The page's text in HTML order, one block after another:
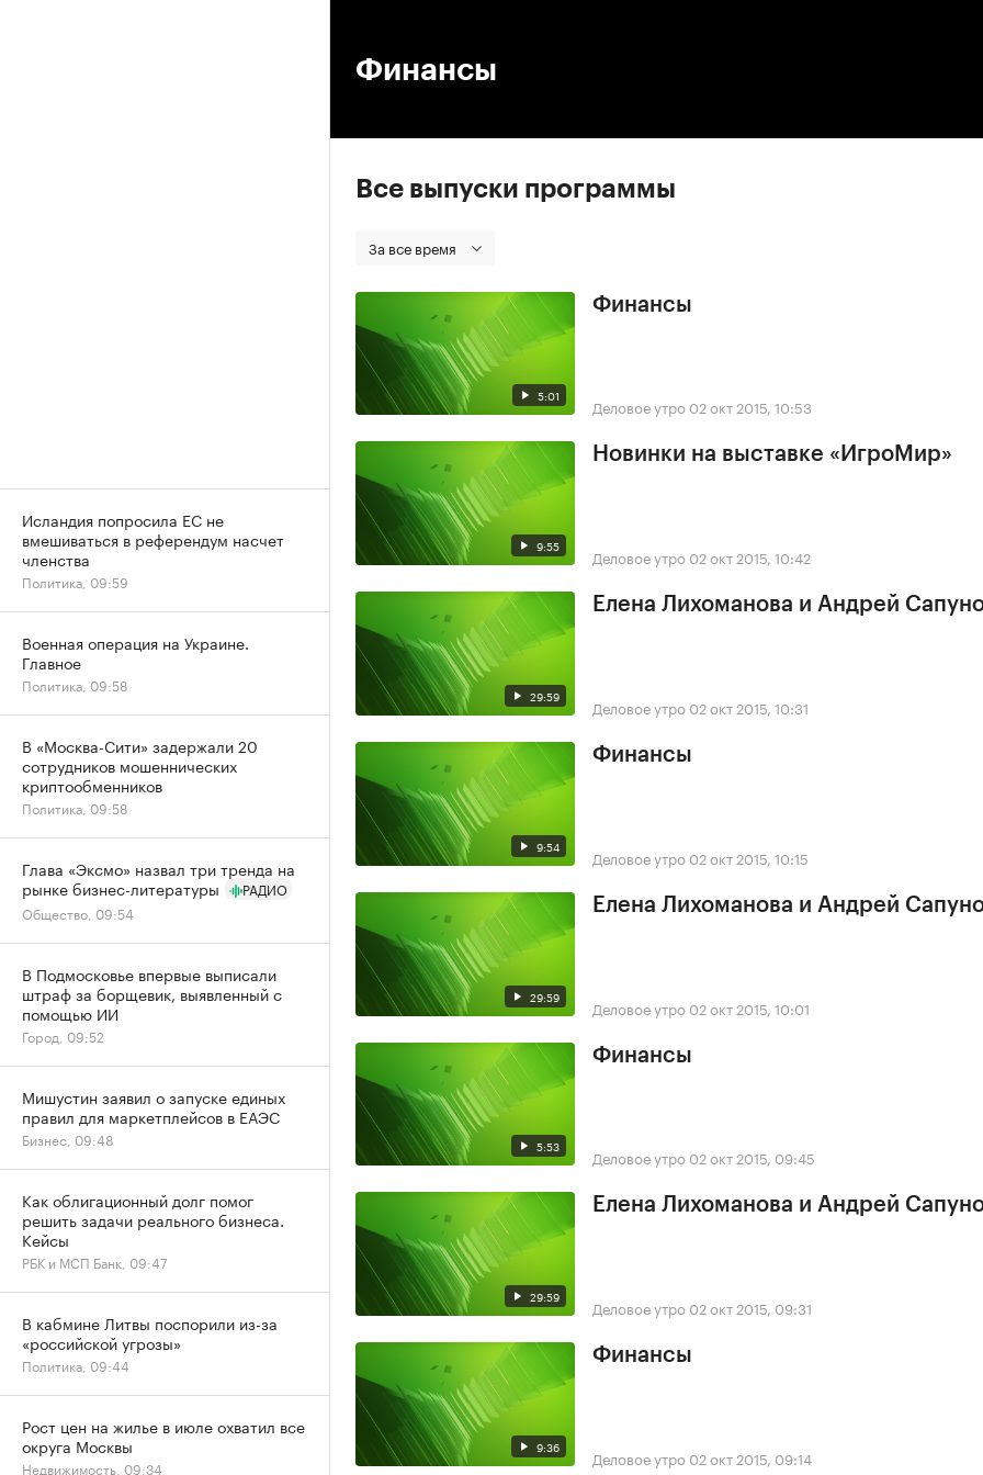
Финансы
Все выпуски программы
За все время
5:01
Финансы
Деловое утро 02 окт 2015, 10:53
9:55
Новинки на выставке «ИгроМир»
Деловое утро 02 окт 2015, 10:42
29:59
Елена Лихоманова и Андрей
Деловое утро 02 окт 2015, 10:31
9:54
Финансы
Деловое утро 02 окт 2015, 10:15
29:59
Елена Лихоманова и Андрей
Деловое утро 02 окт 2015, 10:01
5:53
Финансы
Деловое утро 02 окт 2015, 09:45
29:59
Елена Лихоманова и Андрей
Деловое утро 02 окт 2015, 09:31
9:36
Финансы
Деловое утро 02 окт 2015, 09:14
Исландия попросила ЕС не
вмешиваться в референдум насчет
членства
Политика, 09:59
Военная операция на Украине.
Главное
Политика, 09:58
В «Москва-Сити» задержали 20
сотрудников мошеннических
криптообменников
Политика, 09:58
Глава «Эксмо» назвал три тренда на
рынке бизнес-литературы
РАДИО
Общество, 09:54
В Подмосковье впервые выписали
штраф за борщевик, выявленный с
помощью ИИ
Город, 09:52
Мишустин заявил о запуске единых
правил для маркетплейсов в ЕАЭС
Бизнес, 09:48
Как облигационный долг помог
решить задачи реального бизнеса.
Кейсы
РБК и МСП Банк, 09:47
В кабмине Литвы поспорили из-за
«российской угрозы»
Политика, 09:44
Рост цен на жилье в июле охватил все
округа Москвы
Недвижимость, 09:34